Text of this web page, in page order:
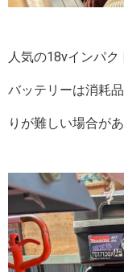
人気の18vインパク
バッテリーは消耗
りが難しい場合があ